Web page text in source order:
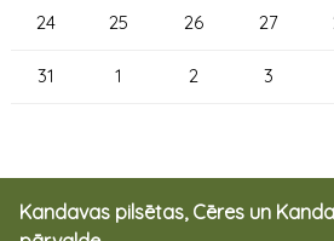
24 25 26 27
31 1 2 3
Kandavas pilsētas, Cēres un